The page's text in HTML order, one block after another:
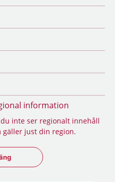
information
inte ser regionalt innehåll
gäller just din region.
regionsväljaren